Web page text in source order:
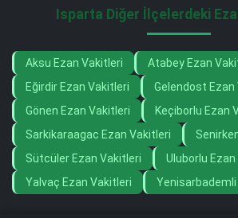
Isparta Diğer İlçelerdeki
Aksu Ezan Vakitleri
Atabey Ezan
Eğirdir Ezan Vakitleri
Gelendost Ezan
Gönen Ezan Vakitleri
Keçiborlu Ezan
Sarkikaraagac Ezan Vakitleri
Sütcüler Ezan Vakitleri
Uluborlu
Yalvaç Ezan Vakitleri